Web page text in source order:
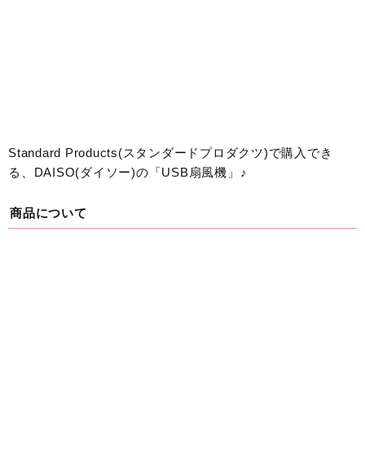
Standard Products(スタンダードプロダクツ)で購入でき
る、DAISO(ダイソー)の「USB扇風機」♪
商品について